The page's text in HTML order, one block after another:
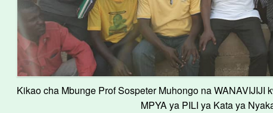
Kikao cha Mbunge Prof Sospeter Muhongo na WANAVIJIJI
MPYA ya PILI ya Kata ya